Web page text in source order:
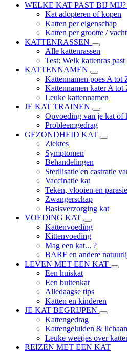
WELKE KAT PAST BIJ MIJ?
Kat adopteren of kopen
Katten per eigenschap
Katten per grootte /
KATTENRASSEN
Alle kattenrassen
Test: Welk kattenras
KATTENNAMEN
Kattennamen poes A tot
Kattennamen kater A tot
Leuke kattennamen
JE KAT TRAINEN
Opvoeding van je kat of
Probleemgedrag
GEZONDHEID KAT
Ziektes
Symptomen
Behandelingen
Sterilisatie en castratie
Vaccinatie kat
Teken, vlooien en
Zwangerschap
Basisverzorging kat
VOEDING KAT
Kattenvoeding
Kittenvoeding
Mag een kat... ?
BARF en andere
LEVEN MET EEN KAT
Een huiskat
Een buitenkat
Alledaagse tips
Katten en kinderen
JE KAT BEGRIJPEN
Kattengedrag
Kattengeluiden &
Leuke weetjes over
REIZEN MET EEN KAT